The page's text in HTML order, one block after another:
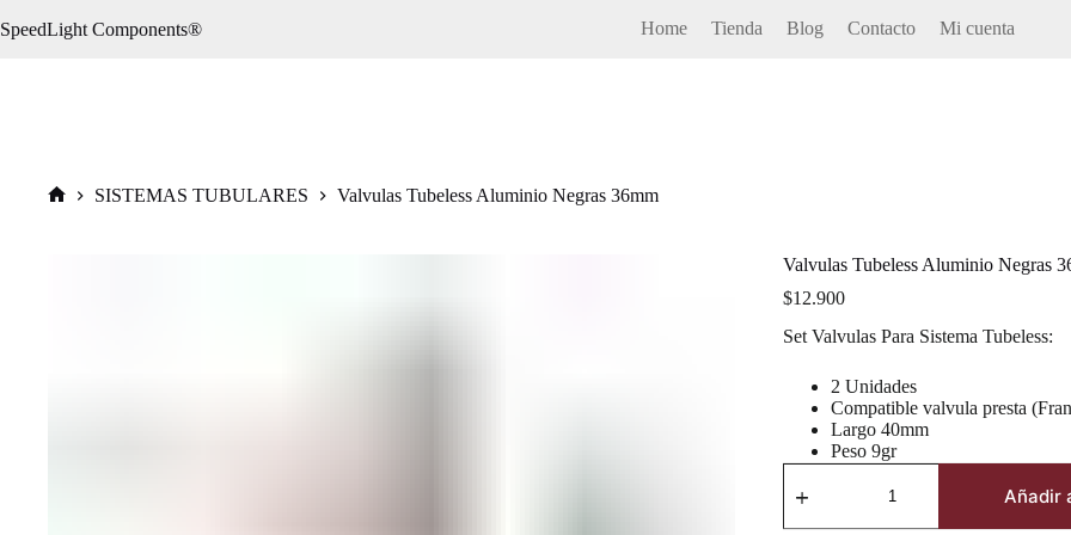
al
SpeedLight Components® Home Tienda Blog Contacto
Mi cuenta
SISTEMAS TUBULARES Valvulas Tubeless Aluminio Negras 36mm
Valvulas Tubeless Aluminio Negras
$12.900
Set Valvulas Para Sistema Tubeless:
2 Unidades
Compatible valvula presta
Largo 40mm
Peso 9gr
Tubeless
Añadir